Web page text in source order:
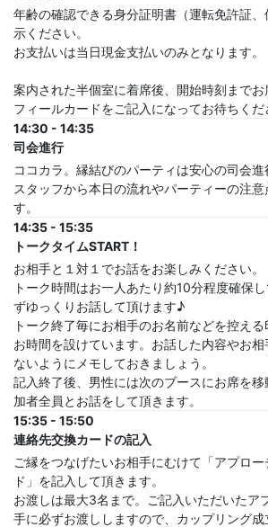
年齢の確認できる身分証明書（運転免許証
示ください。
お支払いは当日現金支払いのみとなります。
案内された半個室に着席後、開始時刻まで
フィールカードをご記入になってお待ちくだ
14:30 - 14:35
司会進行
ココカラ。縁結びのパーティは安心の司会
スタッフから本日の流れやパーティーの注意
す。
14:35 - 15:35
トークタイムSTART！
お相手と１対１でお話をお楽しみください。
トーク時間はお一人あたり約10分程度確保
ずゆっくりお話して頂けます♪
トーク終了毎にお相手のお名前などを控え
お時間を設けています。お話した内容やお
ないようにメモしておきましょう。
記入終了後、男性には次のブースにお席を
加者全員とお話をして頂きます。
15:35 - 15:50
連絡先交換カードの記入
ご縁をつなげたいお相手にむけて「アプロ
ド」を記入して頂きます。
お渡しは最大3名まで。ご記入いただいたア
手に必ずお渡ししますので、カップリング